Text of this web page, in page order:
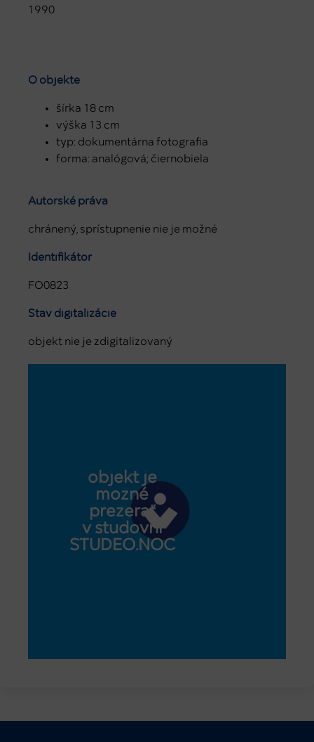
1990
O objekte
šírka 18 cm
výška 13 cm
typ: dokumentárna fotografia
forma: analógová; čiernobiela
Autorské práva
chránený, sprístupnenie nie je možné
Identifikátor
FO0823
Stav digitalizácie
objekt nie je zdigitalizovaný
objekt je
možné
prezerať
v študovni
STUDEO.NOC